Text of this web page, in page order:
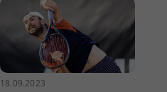
18.09.2023